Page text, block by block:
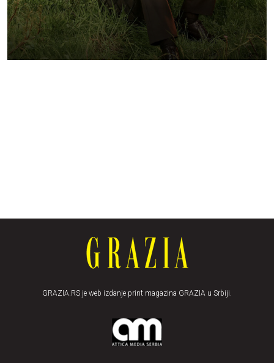
GRAZIA.RS je web izdanje print magazina GRAZIA u Srbiji.